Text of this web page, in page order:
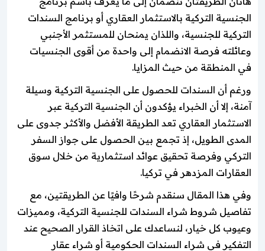
الجنسية التركية بالاستثمار العقاري أو برنامج السندات
التركية للجنسية، واللذان يمنحان للمستثمر الأجنبي
وعائلته فرصة الانضمام إلى واحدة من أقوى الجنسيات
في المنطقة من حيث المزايا.
ورغم أن السندات للحصول على الجنسية التركية وسيلة
آمنة، إلا أن الخبراء يؤكدون أن الجنسية التركية عبر
الاستثمار العقاري تعد الطريقة الأفضل والأكثر جدوى على
المدى الطويل، إذ تجمع بين الحصول على جواز السفر
التركي وفرصة تحقيق عوائد استثمارية من خلال سوق
العقارات المزدهر في تركيا.
وفي هذا المقال سنقدم شرحًا وافيًا عن الطريقتين، مع
تفاصيل شروط شراء السندات للجنسية التركية، ومميزات
وعيوب كل خيار، لنساعدك على اتخاذ القرار الصحيح عند
التفكير في شراء السندات الحكومية أو شراء عقار